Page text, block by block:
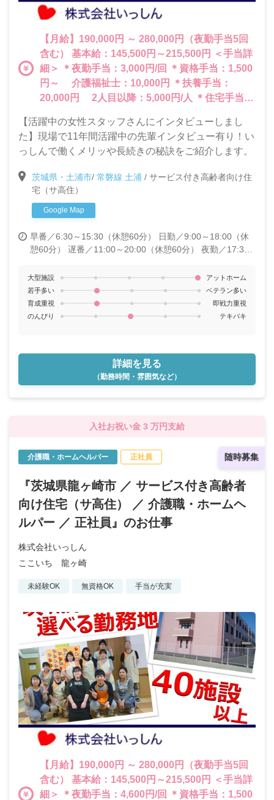
【月給】190,000円 ～ 280,000円（夜勤手当5回
含む） 基本給：145,500円～215,500円 ＜手当詳
細＞ ＊夜勤手当：3,000円/回 ＊資格手当：1,500
円～ 介護福祉士：10,000円 ＊扶養手当：
20,000円 2人目以降：5,000円/人 ＊住宅手当：
【活躍中の女性スタッフさんにインタビューしまし
た】現場で11年間活躍中の先輩インタビュー有り！い
っしんで働くメリッや長続きの秘訣をご紹介します。
茨城県・土浦市/ 常磐線 土浦 / サービス付き高齢者向け住
宅（サ高住）
Google Map
早番／6:30～15:30（休憩60分）
日勤／9:00～18:00（休
憩60分）
遅番／11:00～20:00（休憩60分）
夜勤／17:30
が休みとなります。 ★夜勤手当：3,000円/回
大型施設
アットホーム
若手多い
ベテラン多い
育成重視
即戦力重視
のんびり
テキパキ
詳細を見る
（勤務時間・雰囲気など）
入社お祝い金 3 万円支給
随時募集
介護職・ホームヘルパー 正社員
『茨城県龍ヶ崎市 ／ サービス付き高齢者
向け住宅（サ高住） ／ 介護職・ホームヘ
ルパー ／ 正社員』のお仕事
株式会社いっしん
ここいち 龍ヶ崎
未経験OK 無資格OK 手当が充実
【月給】190,000円 ～ 280,000円（夜勤手当5回
含む） 基本給：145,500円～215,500円 ＜手当詳
細＞ ＊夜勤手当：4,600円/回 ＊資格手当：1,500